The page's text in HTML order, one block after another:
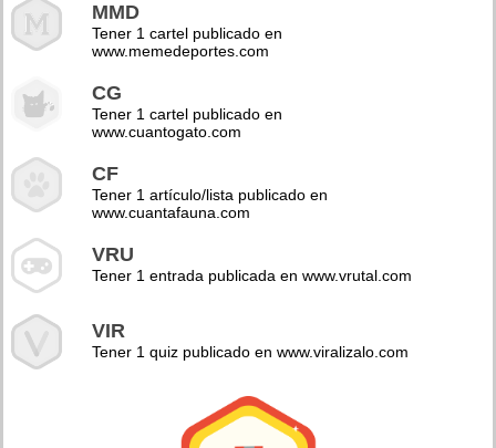
MMD
Tener 1 cartel publicado en
www.memedeportes.com
CG
Tener 1 cartel publicado en
www.cuantogato.com
CF
Tener 1 artículo/lista publicado en
www.cuantafauna.com
VRU
Tener 1 entrada publicada en www.vrutal.com
VIR
Tener 1 quiz publicado en www.viralizalo.com